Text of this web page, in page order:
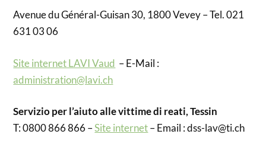
Avenue du Général-Guisan 30, 1800 Vevey – Tel. 021
631 03 06
Site internet LAVI Vaud – E-Mail :
administration@lavi.ch
Servizio per l’aiuto alle vittime di reati, Tessin
T: 0800 866 866 –Site internet– Email : dss-lav@ti.ch